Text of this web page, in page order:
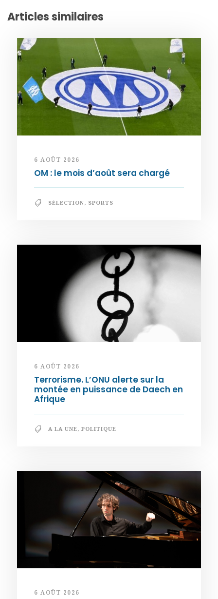
Articles similaires
6 AOÛT 2026
OM : le mois d’août sera chargé
SÉLECTION, SPORTS
6 AOÛT 2026
Terrorisme. L’ONU alerte sur la
montée en puissance de Daech en
Afrique
A LA UNE, POLITIQUE
6 AOÛT 2026